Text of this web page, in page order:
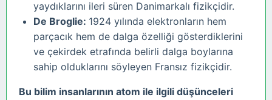
yaydıklarını ileri süren Danimarkalı fizikçidir.
De Broglie: 1924 yılında elektronların hem
parçacık hem de dalga özelliği gösterdiklerini
ve çekirdek etrafında belirli dalga boylarına
sahip olduklarını söyleyen Fransız fizikçidir.
Bu bilim insanlarının atom ile ilgili düşünceleri